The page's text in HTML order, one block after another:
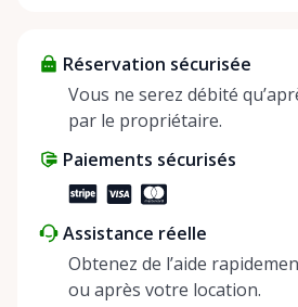
helping people enjoy more for
positive impact on the environment. By
share instead of buy, we’re all
Réservation sécurisée
Vous ne serez débité
par le propriétaire.
Paiements sécurisés
Assistance réelle
Obtenez de l’aide
ou après votre location.